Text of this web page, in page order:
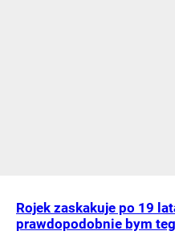
Rojek zaskakuje po 19
prawdopodobnie bym